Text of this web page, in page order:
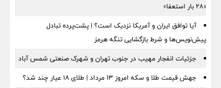
«۲۸ بار استعفا»
آیا توافق ایران و آمریکا نزدیک است؟ | پشت‌پرده تبادل
پیش‌نویس‌ها و شرط بازگشایی تنگه هرمز
جزئیات انفجار مهیب در جنوب تهران و شهرک صنعتی شمس آباد
جهش قیمت طلا و سکه امروز ۱۳ مرداد | طلای ۱۸ عیار چند شد؟